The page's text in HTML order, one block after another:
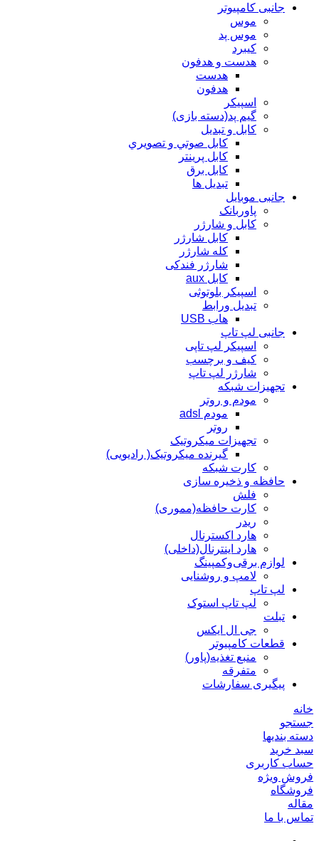
جانبی کامپیوتر
موس
موس پد
کیبرد
هدست و هدفون
هدست
هدفون
اسپیکر
گیم پد(دسته بازی)
کابل و تبدیل
كابل صوتي و تصويري
کابل پرینتر
کابل برق
تبدیل ها
جانبی موبایل
پاوربانک
کابل و شارژر
کابل شارژر
کله شارژر
شارژر فندکی
کابل aux
اسپیکر بلوتوثی
تبدیل ورابط
هاب USB
جانبی لپ تاپ
اسپیکر لپ تاپی
کیف و برچسب
شارژر لپ تاپ
تجهیزات شبکه
مودم و روتر
مودم adsl
روتر
تجهیزات میکروتیک
گیرنده میکروتیک( رادیویی)
کارت شبکه
حافظه و ذخیره سازی
فلش
کارت حافظه(مموری)
ریدر
هارد اکسترنال
هارد اینترنال(داخلی)
لوازم برقی‌وکمپینگ
لامپ و روشنایی
لپ تاپ
لپ تاپ استوک
تبلت
جی ال ایکس
قطعات کامپیوتر
منبع تغذیه(پاور)
متفرقه
پیگیری سفارشات
خانه
جستجو
دسته بندیها
سبد خرید
حساب کاربری
فروش ویژه
فروشگاه
مقاله
تماس با ما